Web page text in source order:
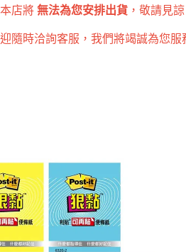
店將 無法為您安排出貨 ，敬請見諒
隨時洽詢客服，我們將竭誠為您服